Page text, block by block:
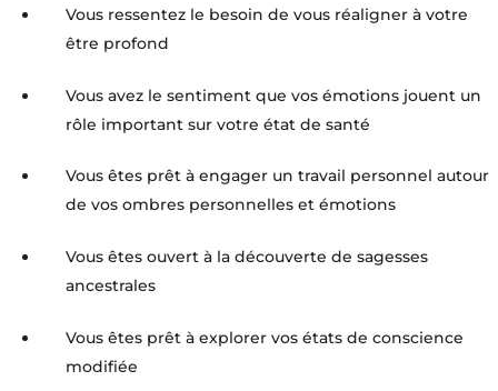
Vous ressentez le besoin de vous réaligner à votre
être profond
Vous avez le sentiment que vos émotions jouent un
rôle important sur votre état de santé
Vous êtes prêt à engager un travail personnel autour
de vos ombres personnelles et émotions
Vous êtes ouvert à la découverte de sagesses
ancestrales
Vous êtes prêt à explorer vos états de conscience
modifiée